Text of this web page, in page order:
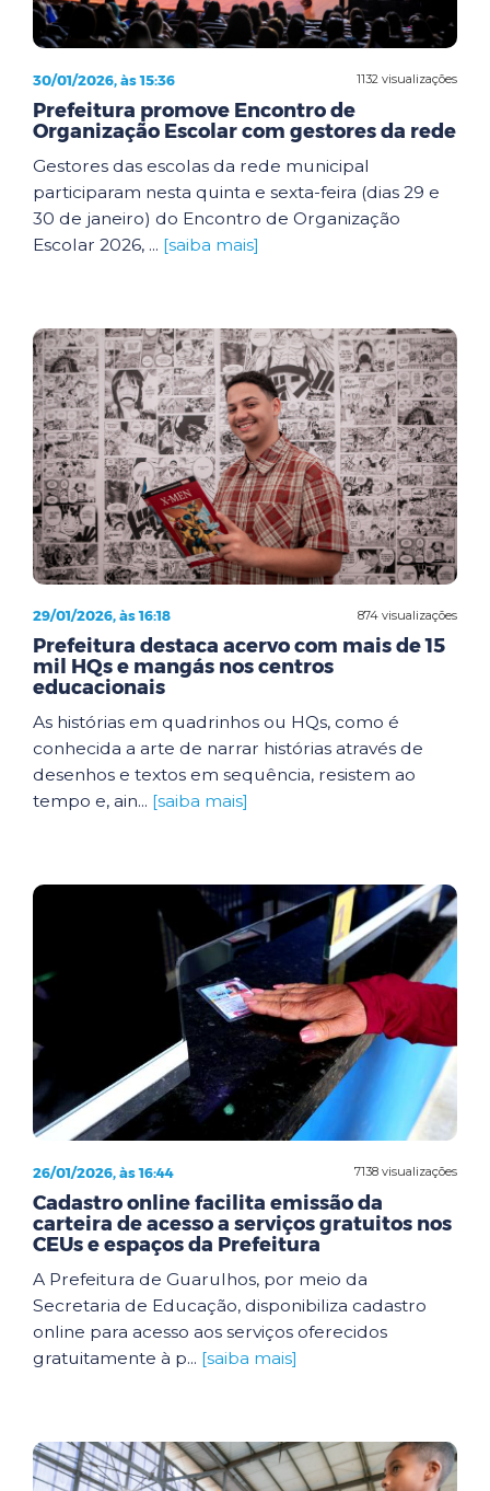
1132 visualizações
30/01/2026, às 15:36
Prefeitura promove Encontro de
Organização Escolar com gestores da rede
Gestores das escolas da rede municipal
participaram nesta quinta e sexta-feira (dias 29 e
30 de janeiro) do Encontro de Organização
Escolar 2026, ... [saiba mais]
874 visualizações
29/01/2026, às 16:18
Prefeitura destaca acervo com mais de 15
mil HQs e mangás nos centros
educacionais
As histórias em quadrinhos ou HQs, como é
conhecida a arte de narrar histórias através de
desenhos e textos em sequência, resistem ao
tempo e, ain... [saiba mais]
7138 visualizações
26/01/2026, às 16:44
Cadastro online facilita emissão da
carteira de acesso a serviços gratuitos nos
CEUs e espaços da Prefeitura
A Prefeitura de Guarulhos, por meio da
Secretaria de Educação, disponibiliza cadastro
online para acesso aos serviços oferecidos
gratuitamente à p... [saiba mais]